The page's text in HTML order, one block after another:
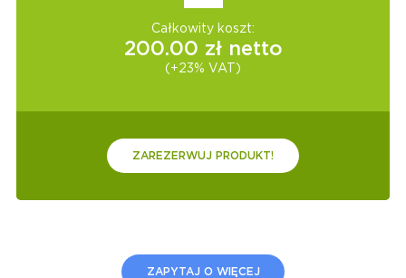
Całkowity koszt:
200.00 zł netto
(+23% VAT)
ZAREZERWUJ PRODUKT!
ZAPYTAJ O WIĘCEJ